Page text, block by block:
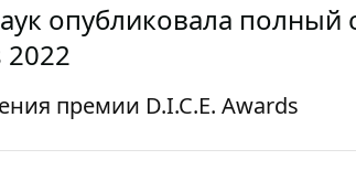
опубликовала полный
2022
премии D.I.C.E. Awards